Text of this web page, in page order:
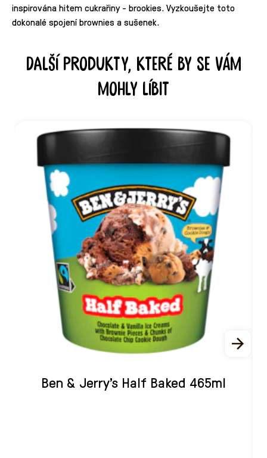
inspirována hitem cukrařiny - brookies. Vyzkoušejte toto
dokonalé spojení brownies a sušenek.
Další produkty, které by se vám
mohly líbit
Ben & Jerry's Half Baked 465ml